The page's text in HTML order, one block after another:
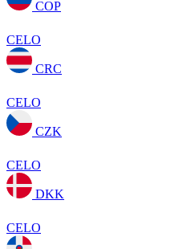
COP
CELO
CRC
CELO
CZK
CELO
DKK
CELO